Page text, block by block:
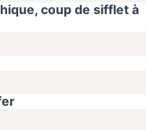
coup de sifflet à